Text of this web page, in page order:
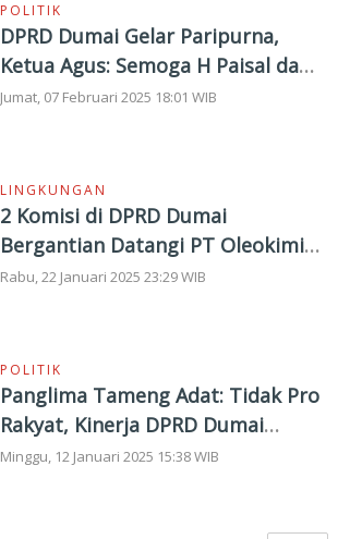
POLITIK
DPRD Dumai Gelar Paripurna,
Ketua Agus: Semoga H Paisal dan
Sugiyarto Amanah
Jumat, 07 Februari 2025 18:01 WIB
LINGKUNGAN
2 Komisi di DPRD Dumai
Bergantian Datangi PT Oleokimia
Sejahtera Mas
Rabu, 22 Januari 2025 23:29 WIB
POLITIK
Panglima Tameng Adat: Tidak Pro
Rakyat, Kinerja DPRD Dumai
Mengecewakan
Minggu, 12 Januari 2025 15:38 WIB